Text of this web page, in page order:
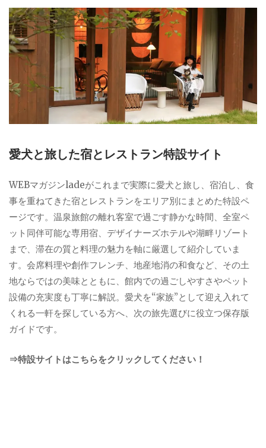
愛犬と旅した宿とレストラン特設サイト
WEBマガジンladeがこれまで実際に愛犬と旅し、宿泊し、食
事を重ねてきた宿とレストランをエリア別にまとめた特設ペ
ージです。温泉旅館の離れ客室で過ごす静かな時間、全室ペ
ット同伴可能な専用宿、デザイナーズホテルや湖畔リゾート
まで、滞在の質と料理の魅力を軸に厳選して紹介していま
す。会席料理や創作フレンチ、地産地消の和食など、その土
地ならではの美味とともに、館内での過ごしやすさやペット
設備の充実度も丁寧に解説。愛犬を“家族”として迎え入れて
くれる一軒を探している方へ、次の旅先選びに役立つ保存版
ガイドです。
⇒特設サイトはこちらをクリックしてください！